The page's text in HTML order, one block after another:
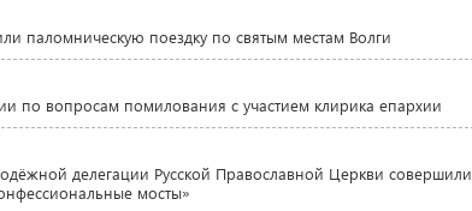
паломническую поездку по святым местам Волги
по вопросам помилования с участием клирика епархии
делегации Русской Православной Церкви совершили
мосты»